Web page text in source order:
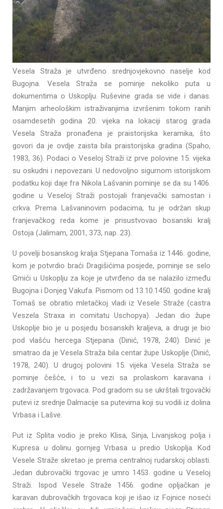
Vesela Straža je utvrđeno srednjovjekovno naselje kod
Bugojna. Vesela Straža se pominje nekoliko puta u
dokumentima o Uskoplju. Ruševine grada se vide i danas.
Manjim arheološkim istraživanjima izvršenim tokom ranih
osamdesetih godina 20. vijeka na lokaciji starog grada
Vesela Straža pronađena je praistorijska keramika, što
govori da je ovdje zaista bila praistorijska gradina (Spaho,
1983, 36). Podaci o Veseloj Straži iz prve polovine 15. vijeka
su oskudni i nepovezani. U nedovoljno sigurnom istorijskom
podatku koji daje fra Nikola Lašvanin pominje se da su 1406.
godine u Veseloj Straži postojali franjevački samostan i
crkva. Prema Lašvaninovim podacima, tu je održan skup
franjevačkog reda kome je prisustvovao bosanski kralj
Ostoja (Jalimam, 2001, 373, nap. 23).
U povelji bosanskog kralja Stjepana Tomaša iz 1446. godine,
kom je potvrdio braći Dragišićima posjede, pominje se selo
Gmići u Uskoplju za koje je utvrđeno da se nalazilo između
Bugojna i Donjeg Vakufa. Pismom od 13.10.1450. godine kralj
Tomaš se obratio mletačkoj vladi iz Vesele Straže (castra
Veszela Straxa in comitatu Uschopya). Jedan dio župe
Uskoplje bio je u posjedu bosanskih kraljeva, a drugi je bio
pod vlašću hercega Stjepana (Dinić, 1978, 240). Dinić je
smatrao da je Vesela Straža bila centar župe Uskoplje (Dinić,
1978, 240). U drugoj polovini 15. vijeka Vesela Straža se
pominje češće, i to u vezi sa prolaskom karavana i
zadržavanjem trgovaca. Pod gradom su se ukrštali trgovački
putevi iz srednje Dalmacije sa putevima koji su vodili iz dolina
Vrbasa i Lašve.
Put iz Splita vodio je preko Klisa, Sinja, Livanjskog polja i
Kupresa u dolinu gornjeg Vrbasa u predio Uskoplja. Kod
Vesele Straže skretao je prema centralnoj rudarskoj oblasti.
Jedan dubrovački trgovac je umro 1453. godine u Veseloj
Straži. Ispod Vesele Straže 1456. godine opljačkan je
karavan dubrovačkih trgovaca koji je išao iz Fojnice noseći